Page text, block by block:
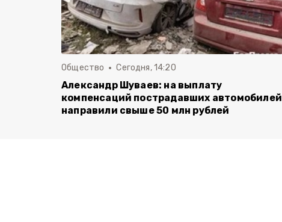
Общество Сегодня, 14:20
Александр Шуваев: на выплату
компенсаций пострадавших автомобилей
направили свыше 50 млн рублей